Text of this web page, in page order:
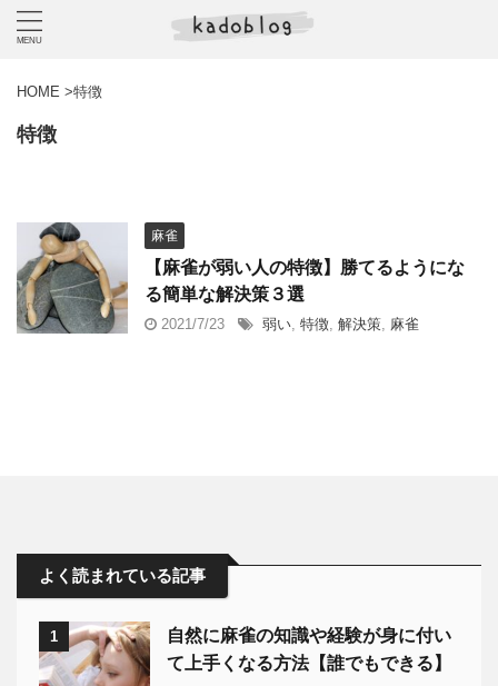
HOME >特徴
特徴
麻雀
【麻雀が弱い人の特徴】勝てるようにな
る簡単な解決策３選
2021/7/23 弱い, 特徴, 解決策, 麻雀
よく読まれている記事
1
自然に麻雀の知識や経験が身に付い
て上手くなる方法【誰でもできる】